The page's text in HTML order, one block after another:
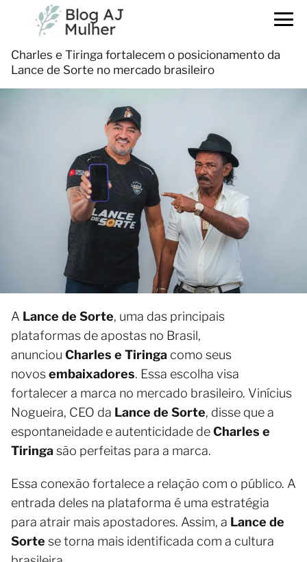
Charles e Tiringa fortalecem o posicionamento da
Lance de Sorte no mercado brasileiro
A Lance de Sorte, uma das principais
plataformas de apostas no Brasil,
anunciou Charles e Tiringa como seus
novosembaixadores. Essa escolha visa
fortalecer a marca no mercado brasileiro. Vinícius
Nogueira, CEO da Lance de Sorte, disse que a
espontaneidade e autenticidade deCharles e
Tiringasão perfeitas para a marca.
Essa conexão fortalece a relação com o público. A
entrada deles na plataforma é uma estratégia
para atrair mais apostadores. Assim, a Lance de
Sorte se torna mais identificada com a cultura